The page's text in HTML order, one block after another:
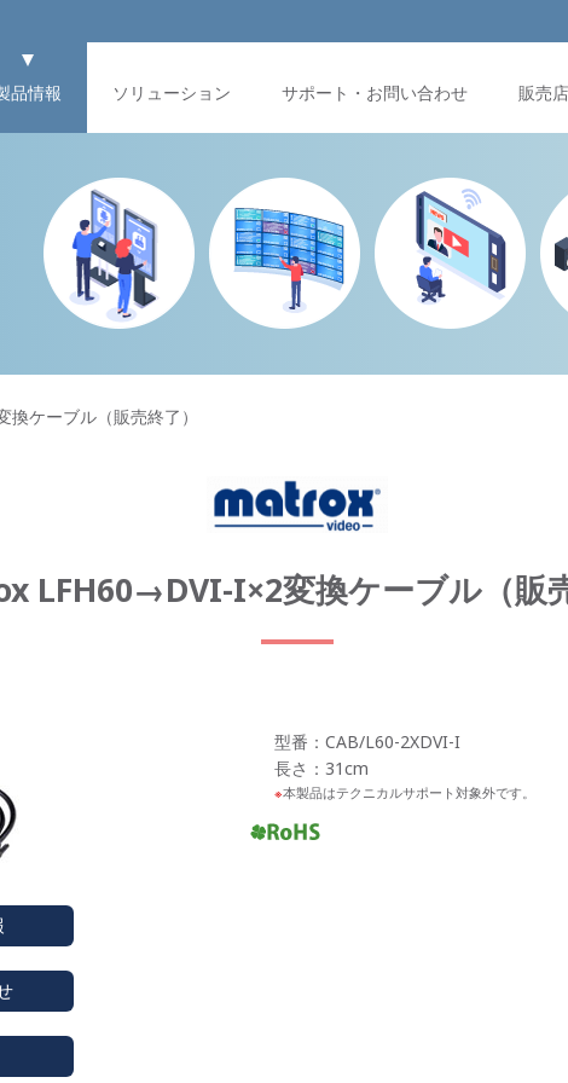
品情報 ソリューション サポート・お問い合わせ 販売
ケーブル（販売終了）
LFH60→DVI-I×2変換ケーブル（販
型番：CAB/L60-2XDVI-I
長さ：31cm
本製品はテクニカルサポート対象外です。